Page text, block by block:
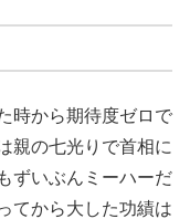
時から期待度ゼロで
親の七光りで首相に
ずいぶんミーハーだ
てから大した功績は